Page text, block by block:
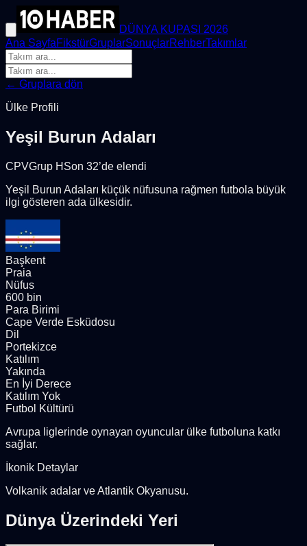
DÜNYA KUPASI 2026
Ana SayfaFikstürGruplarSonuçlarRehberTakımlar
← Gruplara dön
Ülke Profili
Yeşil Burun Adaları
CPVGrup H Son 32’de elendi
Yeşil Burun Adaları küçük nüfusuna rağmen futbola büyük
ilgi gösteren ada ülkesidir.
Başkent
Praia
Nüfus
600 bin
Para Birimi
Cape Verde Esküdosu
Dil
Portekizce
Katılım
Yakında
En İyi Derece
Katılım Yok
Futbol Kültürü
Avrupa liglerinde oynayan oyuncular ülke futboluna katkı
sağlar.
İkonik Detaylar
Volkanik adalar ve Atlantik Okyanusu.
Dünya Üzerindeki Yeri